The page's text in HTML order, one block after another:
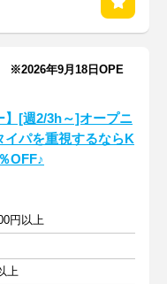
※2026年9月18日OPE
】[週2/3‍h～]オープニ
パを重視するならK
OFF♪
円以上
上